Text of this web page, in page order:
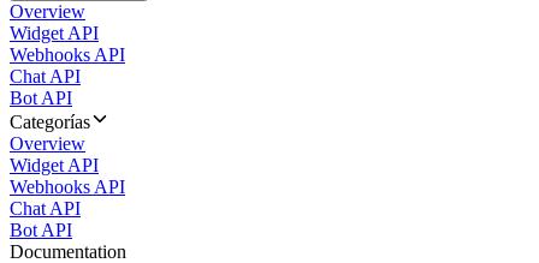
Overview
Widget API
Webhooks API
Chat API
Bot API
Categorías
Overview
Widget API
Webhooks API
Chat API
Bot API
Documentation